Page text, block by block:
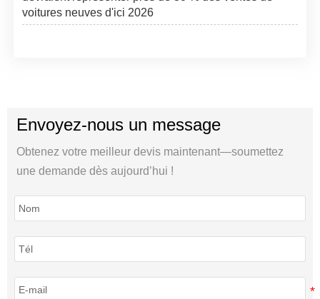
voitures neuves d'ici 2026
Envoyez-nous un message
Obtenez votre meilleur devis maintenant—soumettez
une demande dès aujourd’hui !